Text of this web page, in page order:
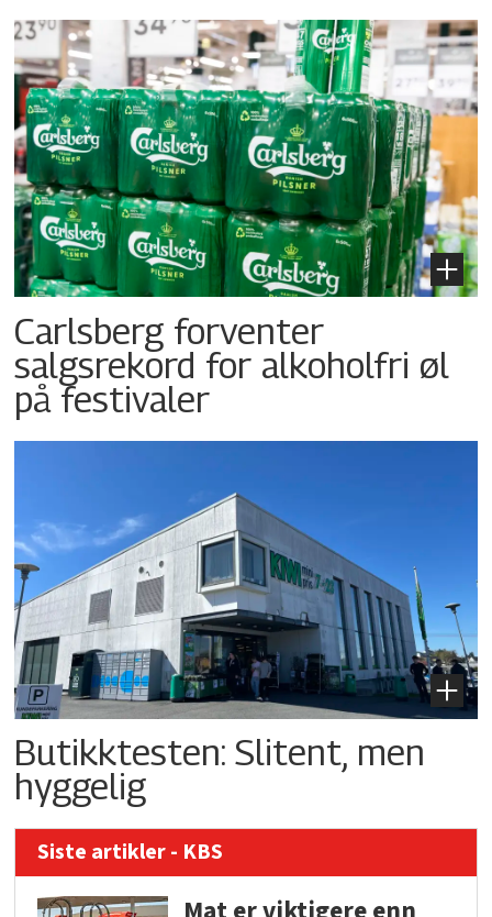
Carlsberg forventer
salgsrekord for alkoholfri øl
på festivaler
Butikktesten: Slitent, men
hyggelig
Siste artikler - KBS